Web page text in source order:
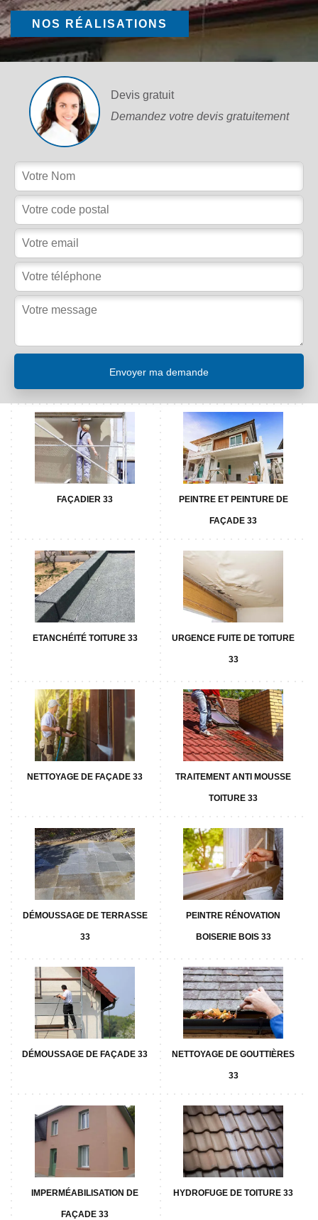
NOS RÉALISATIONS
Devis gratuit
Demandez votre devis gratuitement
FAÇADIER 33 PEINTRE ET PEINTURE DE
FAÇADE 33
ETANCHÉITÉ TOITURE 33 URGENCE FUITE DE TOITURE
33
NETTOYAGE DE FAÇADE 33 TRAITEMENT ANTI MOUSSE
TOITURE 33
DÉMOUSSAGE DE TERRASSE
33
PEINTRE RÉNOVATION
BOISERIE BOIS 33
DÉMOUSSAGE DE FAÇADE 33 NETTOYAGE DE GOUTTIÈRES
33
IMPERMÉABILISATION DE
FAÇADE 33
HYDROFUGE DE TOITURE 33